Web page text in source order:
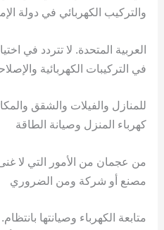
والتركيب الكهربائي في دولة
العربية المتحدة. لا تتردد في
في التركيبات الكهربائية
للمنازل والفيلات والشقق
كهرباء المنزل وصيانة الطاقة
من عجمان من الأمور التي لا
مصنع أو شركة ومن الضروري
متابعة الكهرباء وصيانتها